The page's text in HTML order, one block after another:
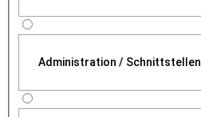
Administration / Schnittstellen